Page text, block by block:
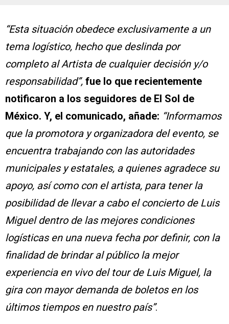
“Esta situación obedece exclusivamente a un
tema logístico, hecho que deslinda por
completo al Artista de cualquier decisión y/o
responsabilidad”, fue lo que recientemente
notificaron a los seguidores de El Sol de
México. Y, el comunicado, añade: “Informamos
que la promotora y organizadora del evento, se
encuentra trabajando con las autoridades
municipales y estatales, a quienes agradece su
apoyo, así como con el artista, para tener la
posibilidad de llevar a cabo el concierto de Luis
Miguel dentro de las mejores condiciones
logísticas en una nueva fecha por definir, con la
finalidad de brindar al público la mejor
experiencia en vivo del tour de Luis Miguel, la
gira con mayor demanda de boletos en los
últimos tiempos en nuestro país”.